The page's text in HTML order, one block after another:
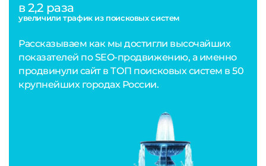
в 2,2 раза
увеличили трафик из поисковых систем
Рассказываем как мы достигли высочайших
показателей по SEO-продвижению, а именно
продвинули сайт в ТОП поисковых систем в 50
крупнейших городах России.